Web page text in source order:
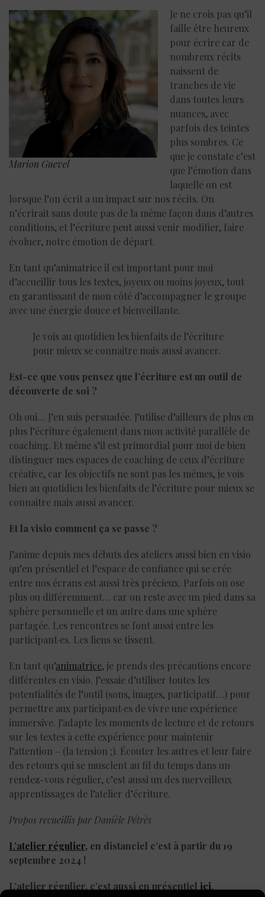
Marion Guevel
Je ne crois pas qu’il
faille être heureux
pour écrire car de
nombreux récits
naissent de
tranches de vie
dans toutes leurs
nuances, avec
parfois des teintes
plus sombres. Ce
que je constate c’est
que l’émotion dans
laquelle on est
lorsque l’on écrit a un impact sur nos récits. On
n’écrirait sans doute pas de la même façon dans d’autres
conditions, et l’écriture peut aussi venir modifier, faire
évoluer, notre émotion de départ.
En tant qu’animatrice il est important pour moi
d’accueillir tous les textes, joyeux ou moins joyeux, tout
en garantissant de mon côté d’accompagner le groupe
avec une énergie douce et bienveillante.
Je vois au quotidien les bienfaits de l’écriture
pour mieux se connaitre mais aussi avancer.
Est-ce que vous pensez que l’écriture est un outil de
découverte de soi ?
Oh oui… J’en suis persuadée. J’utilise d’ailleurs de plus en
plus l’écriture également dans mon activité parallèle de
coaching. Et même s’il est primordial pour moi de bien
distinguer mes espaces de coaching de ceux d’écriture
créative, car les objectifs ne sont pas les mêmes, je vois
bien au quotidien les bienfaits de l’écriture pour mieux se
connaitre mais aussi avancer.
Et la visio comment ça se passe ?
J’anime depuis mes débuts des ateliers aussi bien en visio
qu’en présentiel et l’espace de confiance qui se crée
entre nos écrans est aussi très précieux. Parfois on ose
plus ou différemment… car on reste avec un pied dans sa
sphère personnelle et un autre dans une sphère
partagée. Les rencontres se font aussi entre les
participant·es. Les liens se tissent.
En tant qu’animatrice, je prends des précautions encore
différentes en visio. J’essaie d’utiliser toutes les
potentialités de l’outil (sons, images, participatif…) pour
permettre aux participant·es de vivre une expérience
immersive. J’adapte les moments de lecture et de retours
sur les textes à cette expérience pour maintenir
l’attention – (la tension ;). Écouter les autres et leur faire
des retours qui se musclent au fil du temps dans un
rendez-vous régulier, c’est aussi un des merveilleux
apprentissages de l’atelier d’écriture.
Propos recueillis par Danièle Pétrès
L’atelier régulier, en distanciel c’est à partir du 19
septembre 2024 !
L’atelier régulier, c’est aussi en présentiel ici.